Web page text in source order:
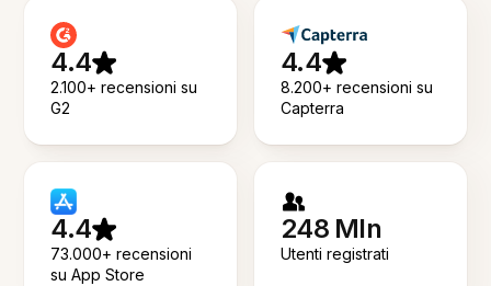
4.4
2.100+ recensioni su
G2
4.4
8.200+ recensioni su
Capterra
4.4
73.000+ recensioni
su App Store
248 Mln
Utenti registrati